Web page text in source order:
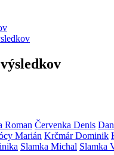
Roman Červenka Denis
Marián Krčmár Dominik
Slamka Michal Slamka